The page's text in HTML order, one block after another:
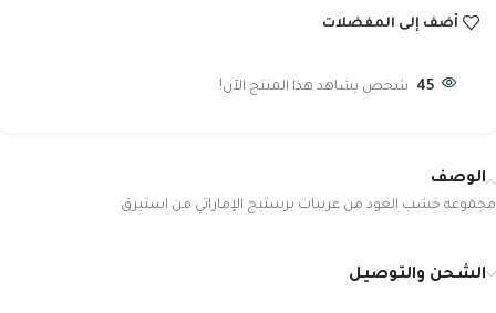
أضف إلى المفضلات
45 شخص يشاهد هذا المنتج الآن!
الوصف
مجموعه خشب العود من عربيات برستيج الإماراتي من استبرق
الشحن والتوصيل